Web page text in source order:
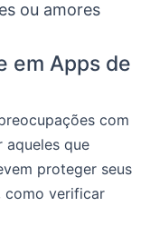
ou amores
em Apps de
com
aqueles que
proteger seus
como verificar